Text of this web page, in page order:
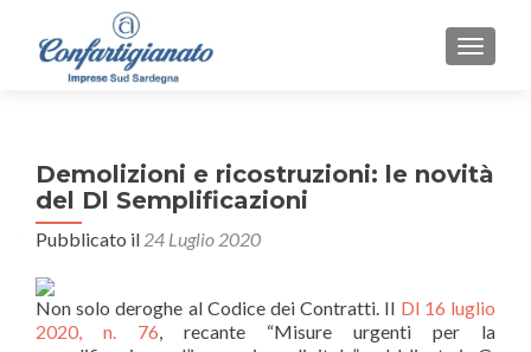
Demolizioni e ricostruzioni: le novità
del Dl Semplificazioni
Pubblicato il 24 Luglio 2020
Non solo deroghe al Codice dei Contratti. Il Dl 16 luglio
2020, n. 76, recante “Misure urgenti per la